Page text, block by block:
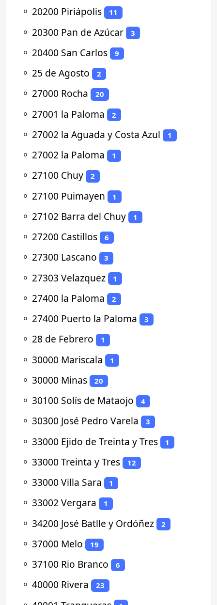
⚬ 20200 Piriápolis 11
⚬ 20300 Pan de Azúcar 3
⚬ 20400 San Carlos 9
⚬ 25 de Agosto 2
⚬ 27000 Rocha 20
⚬ 27001 la Paloma 2
⚬ 27002 la Aguada y Costa Azul 1
⚬ 27002 la Paloma 1
⚬ 27100 Chuy 2
⚬ 27100 Puimayen 1
⚬ 27102 Barra del Chuy 1
⚬ 27200 Castillos 6
⚬ 27300 Lascano 3
⚬ 27303 Velazquez 1
⚬ 27400 la Paloma 2
⚬ 27400 Puerto la Paloma 3
⚬ 28 de Febrero 1
⚬ 30000 Mariscala 1
⚬ 30000 Minas 20
⚬ 30100 Solís de Mataojo 4
⚬ 30300 José Pedro Varela 3
⚬ 33000 Ejido de Treinta y Tres 1
⚬ 33000 Treinta y Tres 12
⚬ 33000 Villa Sara 1
⚬ 33002 Vergara 1
⚬ 34200 José Batlle y Ordóñez 2
⚬ 37000 Melo 19
⚬ 37100 Rio Branco 6
⚬ 40000 Rivera 23